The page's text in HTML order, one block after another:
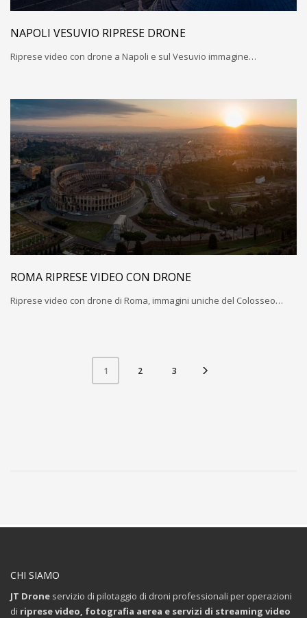
NAPOLI VESUVIO RIPRESE DRONE
Riprese video con drone a Napoli e sul Vesuvio immagine…
ROMA RIPRESE VIDEO CON DRONE
Riprese video con drone di Roma, immagini uniche del Colosseo…
1 2 3
CHI SIAMO
JT Drone servizio di pilotaggio di droni professionali per operazioni
di riprese video, fotografia aerea e servizi di streaming video